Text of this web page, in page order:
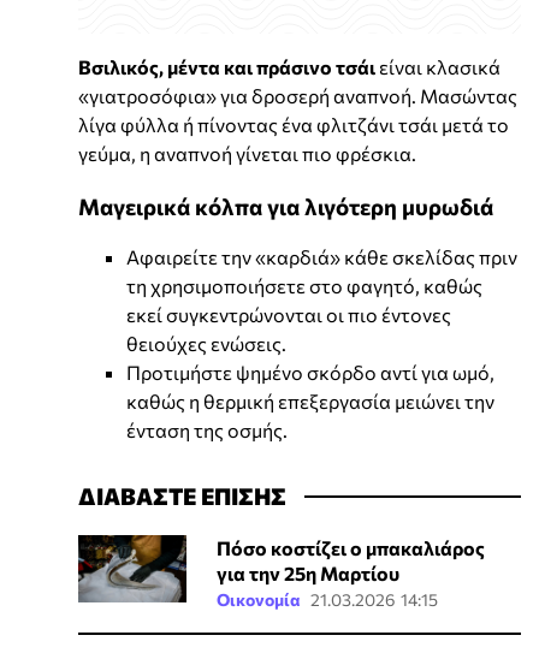
Βσιλικός, μέντα και πράσινο τσάι είναι κλασικά
«γιατροσόφια» για δροσερή αναπνοή. Μασώντας
λίγα φύλλα ή πίνοντας ένα φλιτζάνι τσάι μετά το
γεύμα, η αναπνοή γίνεται πιο φρέσκια.
Μαγειρικά κόλπα για λιγότερη μυρωδιά
Αφαιρείτε την «καρδιά» κάθε σκελίδας πριν
τη χρησιμοποιήσετε στο φαγητό, καθώς
εκεί συγκεντρώνονται οι πιο έντονες
θειούχες ενώσεις.
Προτιμήστε ψημένο σκόρδο αντί για ωμό,
καθώς η θερμική επεξεργασία μειώνει την
ένταση της οσμής.
ΔΙΑΒΑΣΤΕ ΕΠΙΣΗΣ
Πόσο κοστίζει ο μπακαλιάρος
για την 25η Μαρτίου
Οικονομία 21.03.2026 14:15